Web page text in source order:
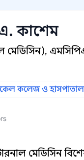
কাশেম
মেডিসিন),
কলেজ ও হাসপাতাল
মেডিসিন